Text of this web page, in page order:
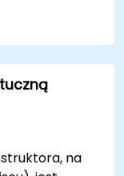
i
w czasie
AI.
na